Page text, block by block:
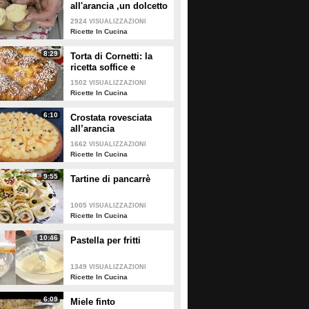
all'arancia ,un dolcetto
perfetto per il
carnevale Ricetta facile
2924 VISUALIZZAZIONI
Ricette In Cucina
8:29
Torta di Cornetti: la
ricetta soffice e
profumata per una
colazione speciale 🥐
1502 VISUALIZZAZIONI
Ricette In Cucina
6:10
Crostata rovesciata
all’arancia
1662 VISUALIZZAZIONI
Ricette In Cucina
9:55 Tartine di pancarrè
1005 VISUALIZZAZIONI
Ricette In Cucina
10:46 Pastella per fritti
1349 VISUALIZZAZIONI
Ricette In Cucina
6:09 Miele finto